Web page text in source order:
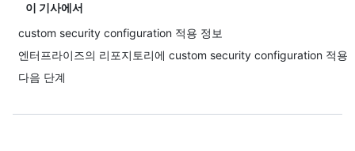
이 기사에서
custom security configuration 적용 정보
엔터프라이즈의 리포지토리에 custom security configuration 적용
다음 단계